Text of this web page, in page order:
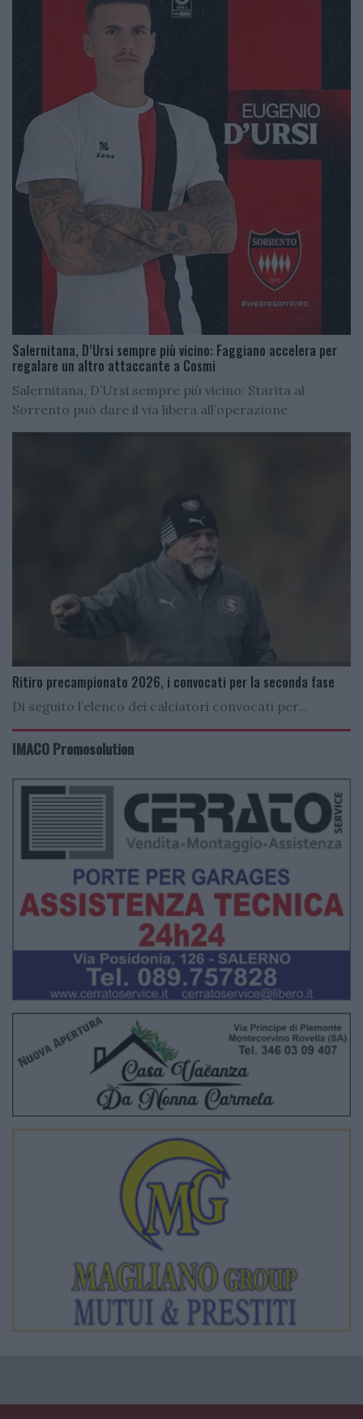
Salernitana, D’Ursi sempre più vicino: Faggiano accelera per
regalare un altro attaccante a Cosmi
Salernitana, D’Ursi sempre più vicino: Starita al
Sorrento può dare il via libera all’operazione
Ritiro precampionato 2026, i convocati per la seconda fase
Di seguito l’elenco dei calciatori convocati per...
IMACO Promosolution